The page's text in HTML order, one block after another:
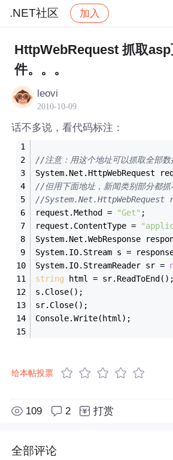
.NET社区 加入
社区 .NET社区 帖子详情
HttpWebRequest 抓取
件。。。
leovi
2010-10-09
话不多说，看代码标注：
//注意：用这个地址可以抓取全部数
System.Net.HttpWebRequest
//但用下面地址，新闻类别部分都抓
//
request.Method =
"Get" ;
request.ContentType =
System.Net.WebResponse
System.IO.Stream s =
System.IO.StreamReader sr =
string html = sr.ReadToEnd();
s.Close();
sr.Close();
Console.Write(html);
给本帖投票
109 2 打赏
全部评论